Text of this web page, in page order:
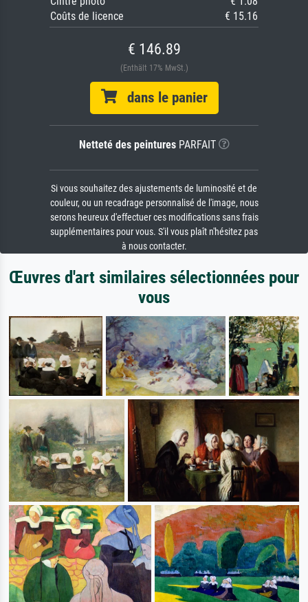
Coûts de licence
€ 15.16
€ 146.89
(Enthält 17% MwSt.)
dans le panier
Netteté des peinturesPARFAIT
Si vous souhaitez des ajustements de luminosité et de
couleur, ou un recadrage personnalisé de l'image, nous
serons heureux d'effectuer ces modifications sans frais
supplémentaires pour vous. S'il vous plaît n'hésitez pas
à nous contacter.
Œuvres d'art similaires sélectionnées pour
vous